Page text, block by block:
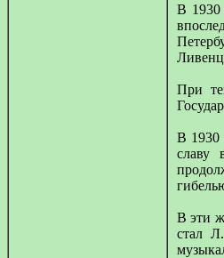
В 1930
При
В 1930
славу
В эти
стал